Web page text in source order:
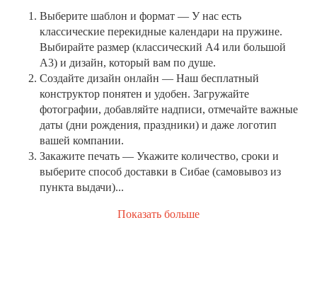
Выберите шаблон и формат — У нас есть
классические перекидные календари на пружине.
Выбирайте размер (классический A4 или большой
A3) и дизайн, который вам по душе.
Создайте дизайн онлайн — Наш бесплатный
конструктор понятен и удобен. Загружайте
фотографии, добавляйте надписи, отмечайте важные
даты (дни рождения, праздники) и даже логотип
вашей компании.
Закажите печать — Укажите количество, сроки и
выберите способ доставки в Сибае (самовывоз из
пункта выдачи)...
Показать больше